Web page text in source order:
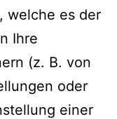
welche es der
Ihre
(z. B. von
oder
einer